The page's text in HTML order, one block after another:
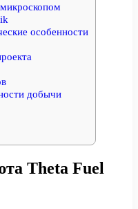
особенности
добычи
Theta Fuel